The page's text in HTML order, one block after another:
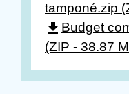
tamponé.zip
file_download Budget
(ZIP - 38.87